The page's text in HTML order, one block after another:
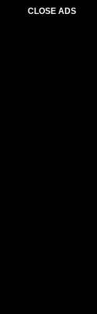
CLOSE ADS